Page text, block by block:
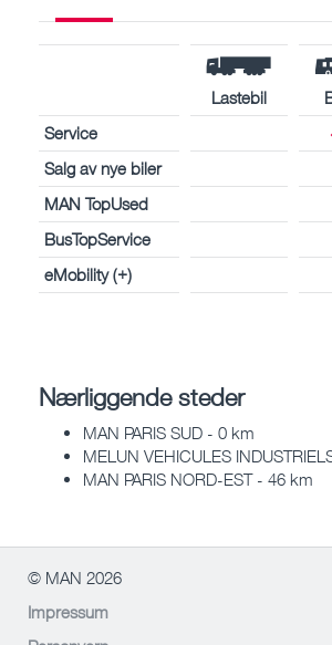
Lastebil
Service
Salg av nye biler
MAN TopUsed
BusTopService
eMobility (+)
Nærliggende steder
MAN PARIS SUD - 0 km
MELUN VEHICULES
MAN PARIS NORD-EST - 46 km
© MAN 2026
Impressum